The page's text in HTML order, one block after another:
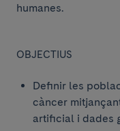
humanes.
OBJECTIUS
Definir les
càncer
artificial i dades